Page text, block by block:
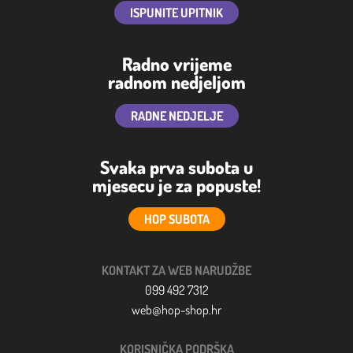
ISPUNITE UPITNIK
Radno vrijeme
radnom nedjeljom
RADNE NEDJELJE
Svaka prva subota u
mjesecu je za popuste!
HOP SUBOTA
KONTAKT ZA WEB NARUDŽBE
099 492 7312
web@hop-shop.hr
KORISNIČKA PODRŠKA